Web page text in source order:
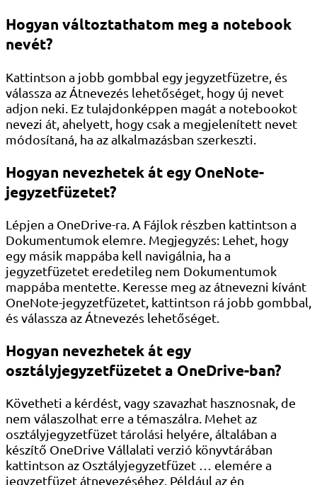
Hogyan változtathatom meg a notebook
nevét?
Kattintson a jobb gombbal egy jegyzetfüzetre, és
válassza az Átnevezés lehetőséget, hogy új nevet
adjon neki. Ez tulajdonképpen magát a notebookot
nevezi át, ahelyett, hogy csak a megjelenített nevet
módosítaná, ha az alkalmazásban szerkeszti.
Hogyan nevezhetek át egy OneNote-
jegyzetfüzetet?
Lépjen a OneDrive-ra. A Fájlok részben kattintson a
Dokumentumok elemre. Megjegyzés: Lehet, hogy
egy másik mappába kell navigálnia, ha a
jegyzetfüzetet eredetileg nem Dokumentumok
mappába mentette. Keresse meg az átnevezni kívánt
OneNote-jegyzetfüzetet, kattintson rá jobb gombbal,
és válassza az Átnevezés lehetőséget.
Hogyan nevezhetek át egy
osztályjegyzetfüzetet a OneDrive-ban?
Követheti a kérdést, vagy szavazhat hasznosnak, de
nem válaszolhat erre a témaszálra. Mehet az
osztályjegyzetfüzet tárolási helyére, általában a
készítő OneDrive Vállalati verzió könyvtárában
kattintson az Osztályjegyzetfüzet … elemére a
jegyzetfüzet átnevezéséhez. Például az én